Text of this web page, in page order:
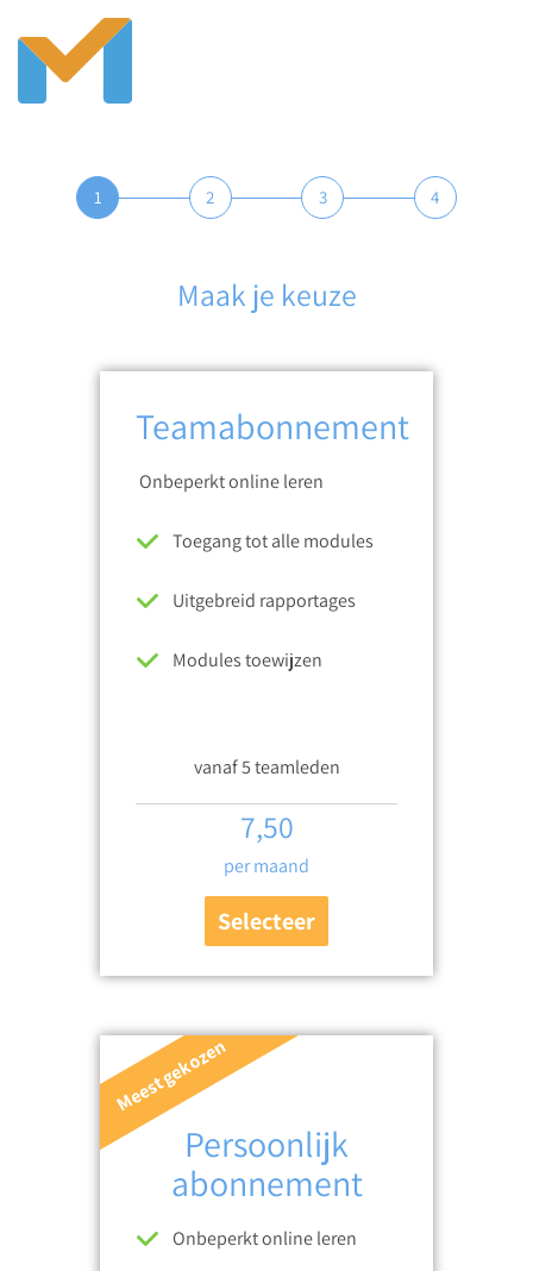
1 2 3 4
Maak je keuze
Teamabonnement
Onbeperkt online leren
Toegang tot alle modules
Uitgebreid rapportages
Modules toewijzen
vanaf 5 teamleden
7,50
per maand
Selecteer
Meest gekozen
Persoonlijk
abonnement
Onbeperkt online leren